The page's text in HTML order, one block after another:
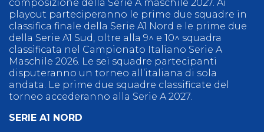
composizione della Serie A maschile 2027. Ai
playout parteciperanno le prime due squadre in
classifica finale della Serie A1 Nord e le prime due
della Serie A1 Sud, oltre alla 9^ e 10^ squadra
classificata nel Campionato Italiano Serie A
Maschile 2026. Le sei squadre partecipanti
disputeranno un torneo all’italiana di sola
andata. Le prime due squadre classificate del
torneo accederanno alla Serie A 2027.
SERIE A1 NORD